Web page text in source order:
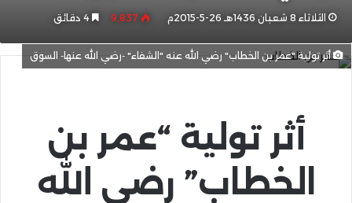
الثلاثاء 8 شعبان 1436هـ 26-5-2015م 9٬837
أثر تولية "عمر بن الخطاب" رضي الله عنه "الشفاء" -رضي الله عنها- السوق
أثر تولية “عمر بن
الخطاب” رضي الله